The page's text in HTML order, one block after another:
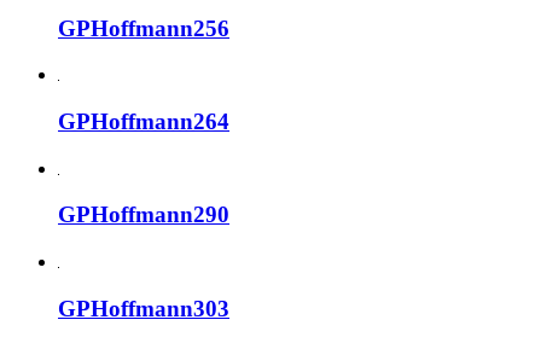
GPHoffmann256
GPHoffmann264
GPHoffmann290
GPHoffmann303